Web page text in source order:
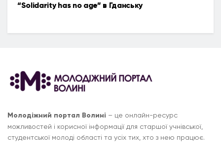
“Solidarity has no age” в Гданську
Молодіжний портал Волині – це онлайн-ресурс
можливостей і корисної інформації для старшої учнівської,
студентської молоді області та усіх тих, хто з нею працює.